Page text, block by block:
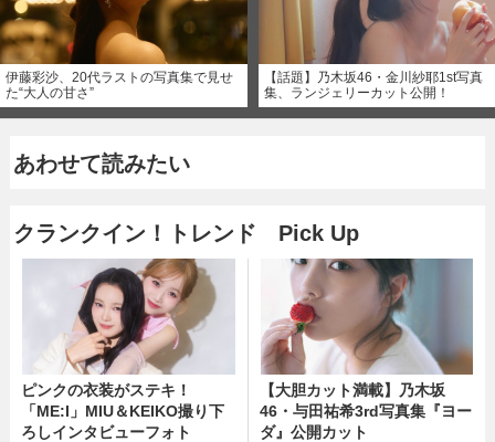
伊藤彩沙、20代ラストの写真集で見せ
た“大人の甘さ”
【話題】乃木坂46・金川紗耶1st写真
集、ランジェリーカット公開！
あわせて読みたい
クランクイン！トレンド Pick Up
ピンクの衣装がステキ！
「ME:I」MIU＆KEIKO撮り下
ろしインタビューフォト
【大胆カット満載】乃木坂
46・与田祐希3rd写真集『ヨー
ダ』公開カット